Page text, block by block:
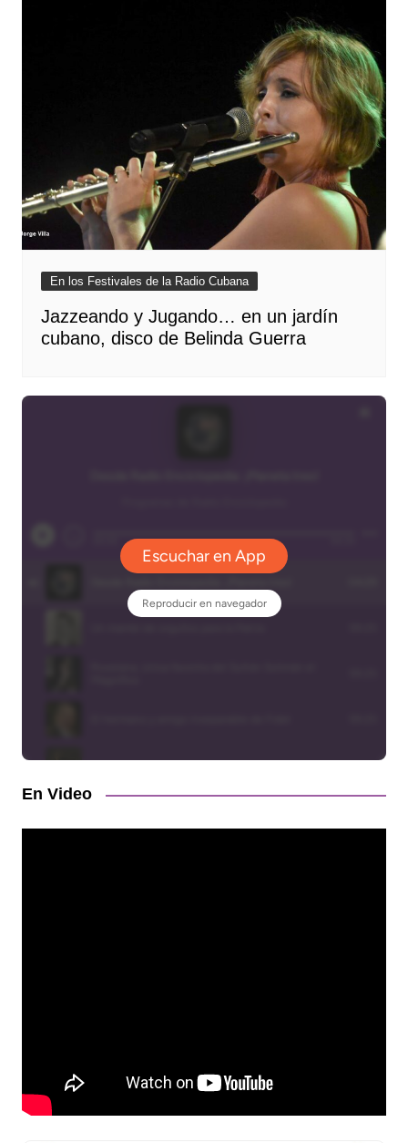
En los Festivales de la Radio Cubana
Jazzeando y Jugando… en un jardín
cubano, disco de Belinda Guerra
En Video